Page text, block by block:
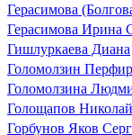
Герасимова
Герасимова Ирина
Гишлуркаева Диана
Голомолзин
Голомолзина
Голощапов
Горбунов Яков